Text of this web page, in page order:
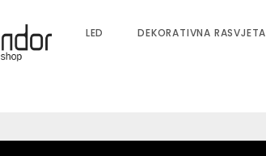
LED DEKORATIVNA RASVJETA